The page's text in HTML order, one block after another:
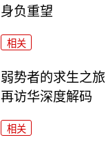
身负重望
相关
弱势者的求生之
再访华深度解码
相关